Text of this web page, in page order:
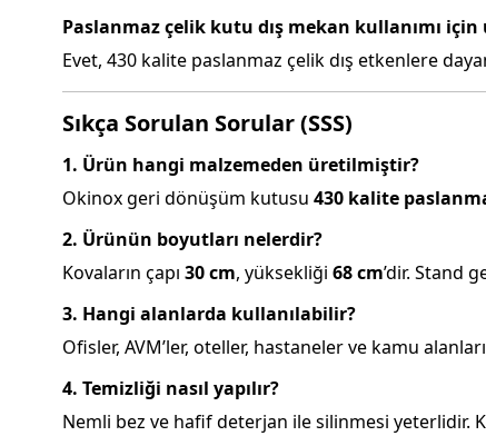
Paslanmaz çelik kutu dış mekan kullanımı
Evet, 430 kalite paslanmaz çelik dış etkenlere
Sıkça Sorulan Sorular (SSS)
1. Ürün hangi malzemeden üretilmiştir?
Okinox geri dönüşüm kutusu 430 kalite
2. Ürünün boyutları nelerdir?
Kovaların çapı 30 cm, yüksekliği 68 cm’dir. Stand
3. Hangi alanlarda kullanılabilir?
Ofisler, AVM’ler, oteller, hastaneler ve kamu
4. Temizliği nasıl yapılır?
Nemli bez ve hafif deterjan ile silinmesi yeterlidir.